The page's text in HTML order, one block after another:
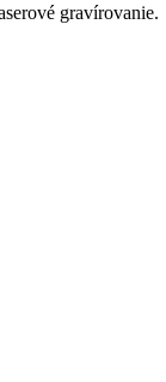
gravírovanie.